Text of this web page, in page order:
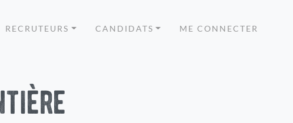
RECRUTEURS CANDIDATS ME CONNECTER